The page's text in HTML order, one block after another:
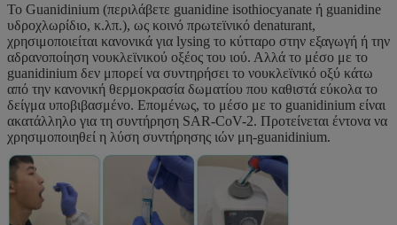
Το Guanidinium (περιλάβετε guanidine isothiocyanate ή guanidine
υδροχλωρίδιο, κ.λπ.), ως κοινό πρωτεϊνικό denaturant,
χρησιμοποιείται κανονικά για lysing το κύτταρο στην εξαγωγή ή την
αδρανοποίηση νουκλεϊνικού οξέος του ιού. Αλλά το μέσο με το
guanidinium δεν μπορεί να συντηρήσει το νουκλεϊνικό οξύ κάτω
από την κανονική θερμοκρασία δωματίου που καθιστά εύκολα το
δείγμα υποβιβασμένο. Επομένως, το μέσο με το guanidinium είναι
ακατάλληλο για τη συντήρηση SAR-CoV-2. Προτείνεται έντονα να
χρησιμοποιηθεί η λύση συντήρησης ιών μη-guanidinium.